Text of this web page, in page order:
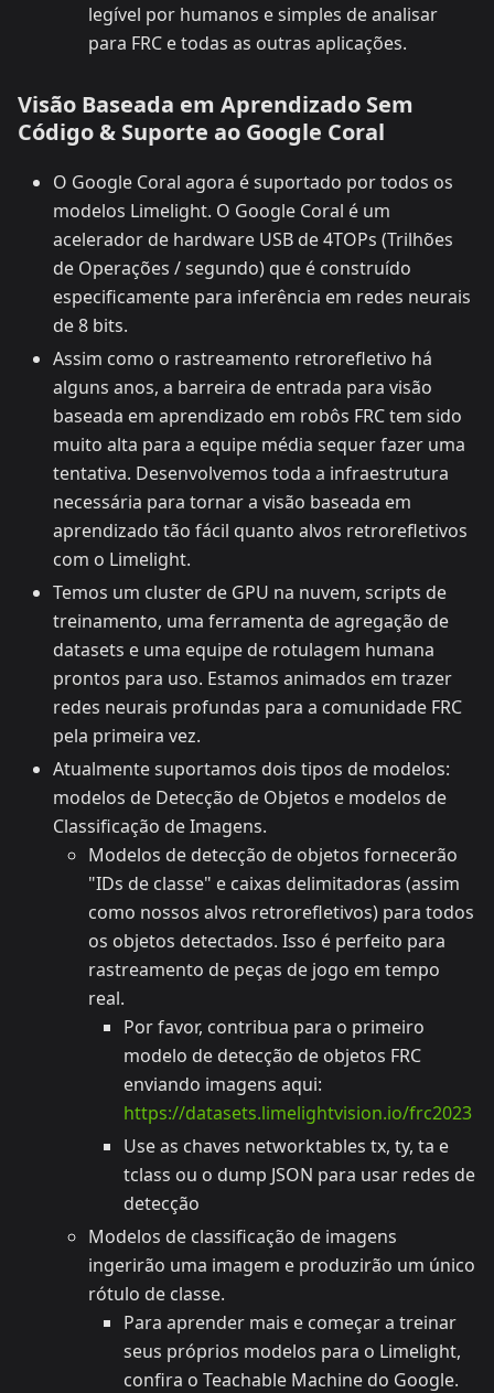
legível por humanos e simples de analisar
para FRC e todas as outras aplicações.
Visão Baseada em Aprendizado Sem
Código & Suporte ao Google Coral
O Google Coral agora é suportado por todos os
modelos Limelight. O Google Coral é um
acelerador de hardware USB de 4TOPs (Trilhões
de Operações / segundo) que é construído
especificamente para inferência em redes neurais
de 8 bits.
Assim como o rastreamento retrorefletivo há
alguns anos, a barreira de entrada para visão
baseada em aprendizado em robôs FRC tem sido
muito alta para a equipe média sequer fazer uma
tentativa. Desenvolvemos toda a infraestrutura
necessária para tornar a visão baseada em
aprendizado tão fácil quanto alvos retrorefletivos
com o Limelight.
Temos um cluster de GPU na nuvem, scripts de
treinamento, uma ferramenta de agregação de
datasets e uma equipe de rotulagem humana
prontos para uso. Estamos animados em trazer
redes neurais profundas para a comunidade FRC
pela primeira vez.
Atualmente suportamos dois tipos de modelos:
modelos de Detecção de Objetos e modelos de
Classificação de Imagens.
Modelos de detecção de objetos fornecerão
"IDs de classe" e caixas delimitadoras (assim
como nossos alvos retrorefletivos) para todos
os objetos detectados. Isso é perfeito para
rastreamento de peças de jogo em tempo
real.
Por favor, contribua para o primeiro
modelo de detecção de objetos FRC
enviando imagens aqui:
https://datasets.limelightvision.io/frc2023
Use as chaves networktables tx, ty, ta e
tclass ou o dump JSON para usar redes de
detecção
Modelos de classificação de imagens
ingerirão uma imagem e produzirão um único
rótulo de classe.
Para aprender mais e começar a treinar
seus próprios modelos para o Limelight,
confira o Teachable Machine do Google.